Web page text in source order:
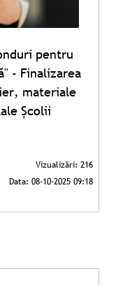
pentru
- Finalizarea
materiale
Școlii